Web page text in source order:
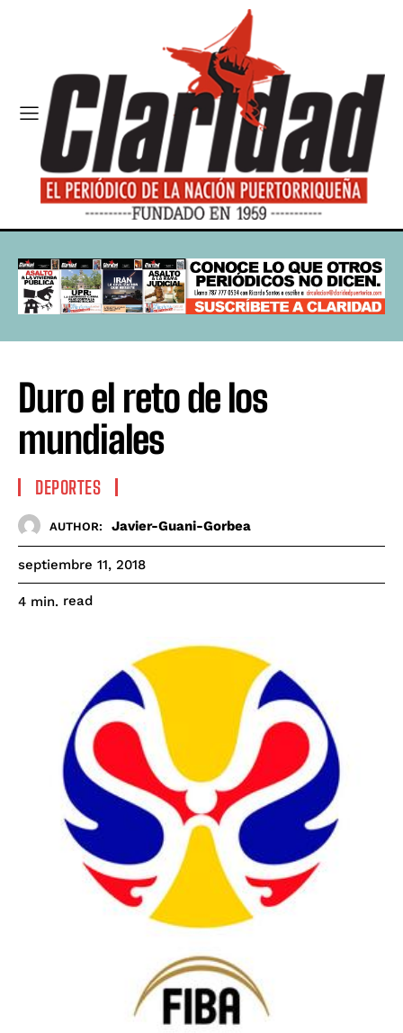
Duro el reto de los
mundiales
DEPORTES
AUTHOR: Javier-Guani-Gorbea
septiembre 11, 2018
4 min. read